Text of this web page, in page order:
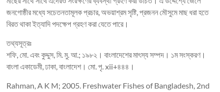
জনগোষ্ঠীর মধ্যে সচেতনতামূলক প্রচার, অভয়াশ্রম সৃষ্টি, প্রজনন মৌসুমে মাছ ধরা হতে
বিরত থাকা ইত্যাদি পদক্ষেপ গ্রহণ করা যেতে পারে।
তথ্যসূত্রঃ
শফি, মো. এবং কুদ্দুস, মি. মু. আ.; ১৯৮২। বাংলাদেশের মাৎস্য সম্পদ। ১ম সংস্করণ।
বাংলা একাডেমী, ঢাকা, বাংলাদেশ। মো. পৃ. xii+৪৪৪।
Rahman, A K M; 2005. Freshwater Fishes of Bangladesh, 2nd